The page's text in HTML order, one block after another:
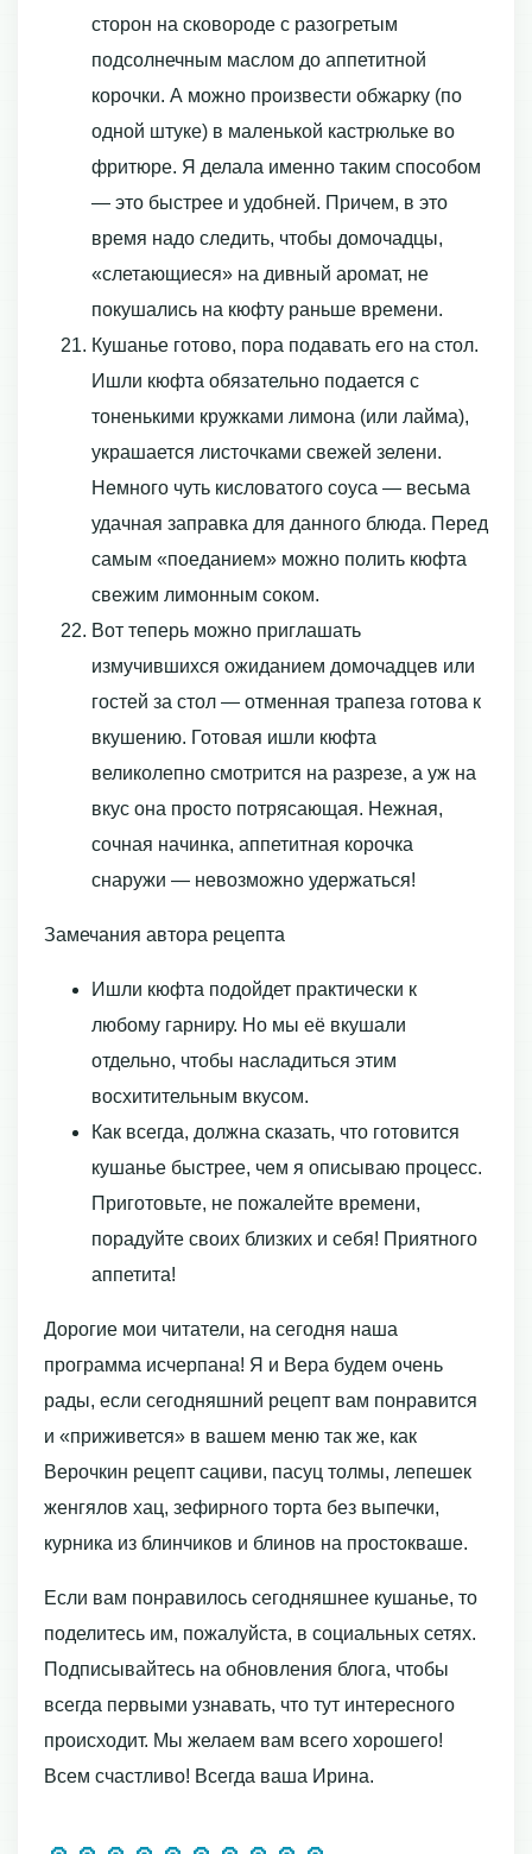
сторон на сковороде с разогретым
подсолнечным маслом до аппетитной
корочки. А можно произвести обжарку (по
одной штуке) в маленькой кастрюльке во
фритюре. Я делала именно таким способом
— это быстрее и удобней. Причем, в это
время надо следить, чтобы домочадцы,
«слетающиеся» на дивный аромат, не
покушались на кюфту раньше времени.
Кушанье готово, пора подавать его на стол.
Ишли кюфта обязательно подается с
тоненькими кружками лимона (или лайма),
украшается листочками свежей зелени.
Немного чуть кисловатого соуса — весьма
удачная заправка для данного блюда. Перед
самым «поеданием» можно полить кюфта
свежим лимонным соком.
Вот теперь можно приглашать
измучившихся ожиданием домочадцев или
гостей за стол — отменная трапеза готова к
вкушению. Готовая ишли кюфта
великолепно смотрится на разрезе, а уж на
вкус она просто потрясающая. Нежная,
сочная начинка, аппетитная корочка
снаружи — невозможно удержаться!
Замечания автора рецепта
Ишли кюфта подойдет практически к
любому гарниру. Но мы её вкушали
отдельно, чтобы насладиться этим
восхитительным вкусом.
Как всегда, должна сказать, что готовится
кушанье быстрее, чем я описываю процесс.
Приготовьте, не пожалейте времени,
порадуйте своих близких и себя! Приятного
аппетита!
Дорогие мои читатели, на сегодня наша
программа исчерпана! Я и Вера будем очень
рады, если сегодняшний рецепт вам понравится
и «приживется» в вашем меню так же, как
Верочкин рецепт сациви, пасуц толмы, лепешек
женгялов хац, зефирного торта без выпечки,
курника из блинчиков и блинов на простокваше.
Если вам понравилось сегодняшнее кушанье, то
поделитесь им, пожалуйста, в социальных сетях.
Подписывайтесь на обновления блога, чтобы
всегда первыми узнавать, что тут интересного
происходит. Мы желаем вам всего хорошего!
Всем счастливо! Всегда ваша Ирина.